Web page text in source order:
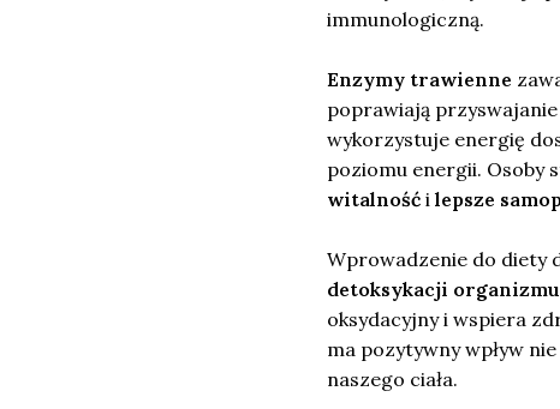
immunologiczną.
Enzymy trawienne
poprawiają
wykorzystuje energię
poziomu energii. Osoby
witalność i lepsze
Wprowadzenie do diety
detoksykacji organizmu
oksydacyjny i wspiera
ma pozytywny wpływ
naszego ciała.